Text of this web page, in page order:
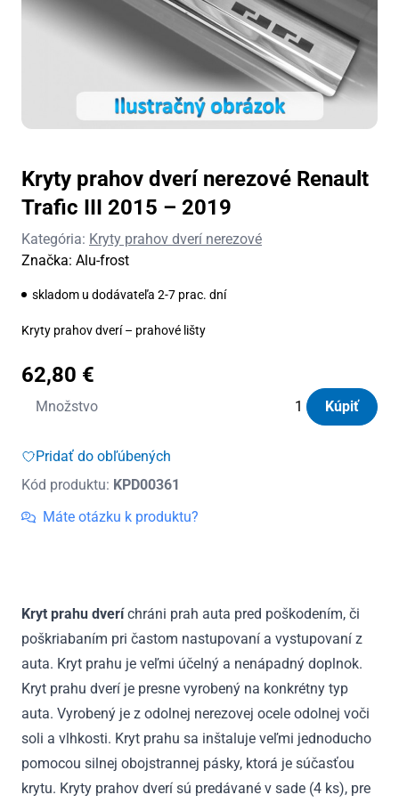
Kryty prahov dverí nerezové Renault
Trafic III 2015 – 2019
Kategória: Kryty prahov dverí nerezové
Značka: Alu-frost
skladom u dodávateľa 2-7 prac. dní
Kryty prahov dverí – prahové lišty
62,80 €
Množstvo
množstvo
prahov
nerezové
Renault
2019
Kúpiť
Pridať do obľúbených
Kód produktu: KPD00361
Máte otázku k produktu?
Kryt prahu dveríchráni prah auta pred poškodením, či
poškriabaním pri častom nastupovaní a vystupovaní z
auta. Kryt prahu je veľmi účelný a nenápadný doplnok.
Kryt prahu dverí je presne vyrobený na konkrétny typ
auta. Vyrobený je z odolnej nerezovej ocele odolnej voči
soli a vlhkosti. Kryt prahu sa inštaluje veľmi jednoducho
pomocou silnej obojstrannej pásky, ktorá je súčasťou
krytu. Kryty prahov dverí sú predávané v sade (4 ks), pre